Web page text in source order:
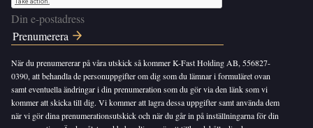
När du prenumererar på våra utskick så kommer K-Fast Holding AB, 556827-
0390, att behandla de personuppgifter om dig som du lämnar i formuläret ovan
samt eventuella ändringar i din prenumeration som du gör via den länk som vi
kommer att skicka till dig. Vi kommer att lagra dessa uppgifter samt använda dem
när vi gör dina prenumerationsutskick och när du går in på inställningarna för din